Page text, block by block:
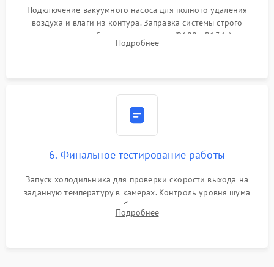
Подключение вакуумного насоса для полного удаления
воздуха и влаги из контура. Заправка системы строго
дозированным объемом хладагента (R600a, R134a) по
электронным весам. Контроль рабочего давления в системе.
Подробнее
6. Финальное тестирование работы
Запуск холодильника для проверки скорости выхода на
заданную температуру в камерах. Контроль уровня шума
компрессора, отсутствия обмерзания стенок и корректного
срабатывания системы автоматической оттайки.
Подробнее